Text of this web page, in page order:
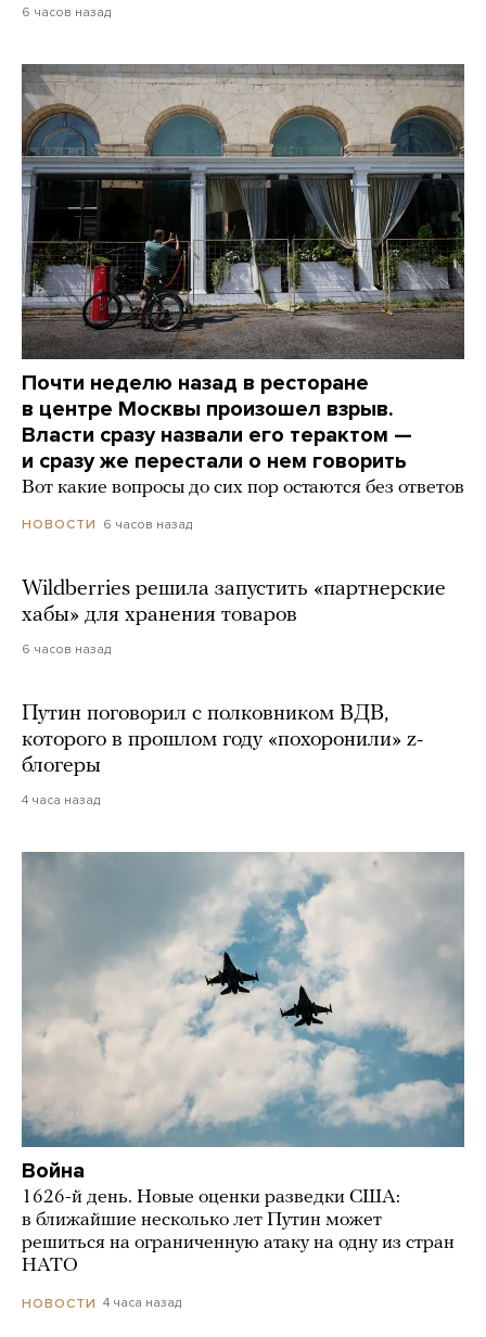
6 часов назад
Почти неделю назад в ресторане
в центре Москвы произошел взрыв.
Власти сразу назвали его терактом —
и сразу же перестали о нем говорить
Вот какие вопросы до сих пор остаются без ответов
НОВОСТИ 6 часов назад
Wildberries решила запустить «партнерские
хабы» для хранения товаров
6 часов назад
Путин поговорил с полковником ВДВ,
которого в прошлом году «похоронили» z-
блогеры
4 часа назад
Война
1626-й день. Новые оценки разведки США:
в ближайшие несколько лет Путин может
решиться на ограниченную атаку на одну из стран
НАТО
НОВОСТИ 4 часа назад